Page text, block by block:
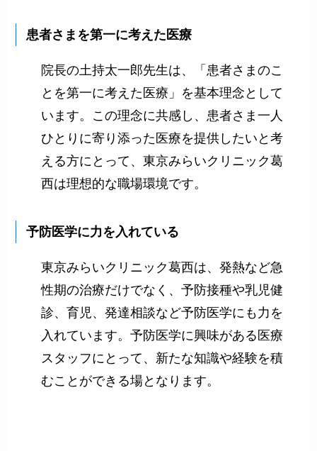
患者さまを第一に考えた医療
院長の土持太一郎先生は、「患者さまのこ
とを第一に考えた医療」を基本理念として
います。この理念に共感し、患者さま一人
ひとりに寄り添った医療を提供したいと考
える方にとって、東京みらいクリニック葛
西は理想的な職場環境です。
予防医学に力を入れている
東京みらいクリニック葛西は、発熱など急
性期の治療だけでなく、予防接種や乳児健
診、育児、発達相談など予防医学にも力を
入れています。予防医学に興味がある医療
スタッフにとって、新たな知識や経験を積
むことができる場となります。